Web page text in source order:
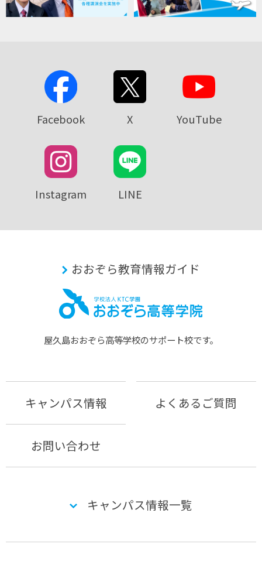
Facebook X YouTube
Instagram LINE
おおぞら教育情報ガイド
屋久島おおぞら⾼等学校のサポート校です。
キャンパス情報 よくあるご質問
お問い合わせ
キャンパス情報一覧